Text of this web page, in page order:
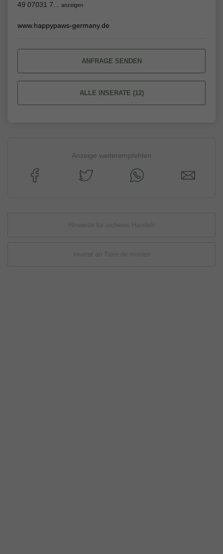
49 07031 7... anzeigen
www.happypaws-germany.de
ANFRAGE SENDEN
ALLE INSERATE (12)
Anzeige weiterempfehlen
Hinweise für sicheres Handeln
Inserat an Tiere.de melden